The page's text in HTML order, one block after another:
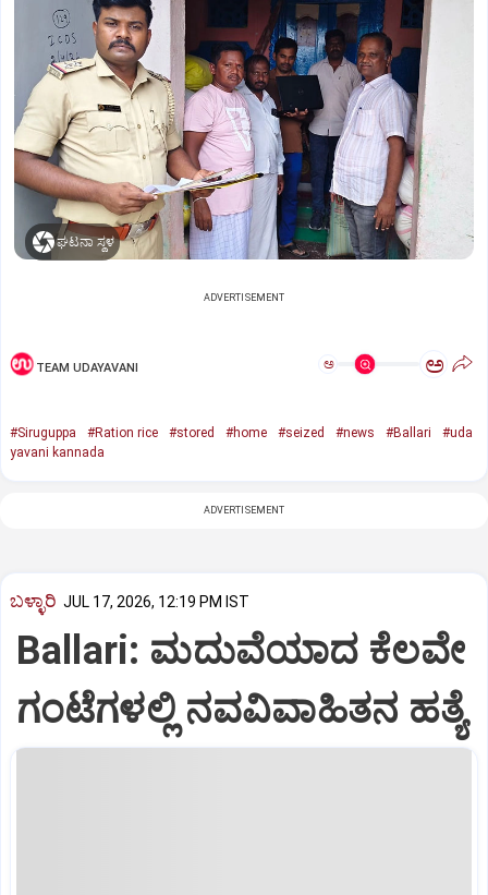
ಘಟನಾ ಸ್ಥಳ
ADVERTISEMENT
TEAM UDAYAVANI ಅ ಅ
#Siruguppa #Ration rice #stored #home #seized #news #Ballari
#uda
yavani kannada
ADVERTISEMENT
ಬಳ್ಳಾರಿ JUL 17, 2026, 12:19 PM IST
Ballari: ಮದುವೆಯಾದ ಕೆಲವೇ
ಗಂಟೆಗಳಲ್ಲಿ ನವವಿವಾಹಿತನ ಹತ್ಯೆ